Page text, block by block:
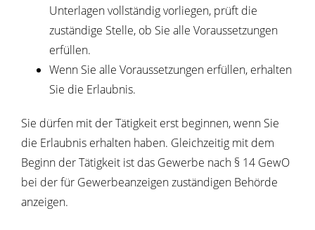
Unterlagen vollständig vorliegen, prüft die
zuständige Stelle, ob Sie alle Voraussetzungen
erfüllen.
Wenn Sie alle Voraussetzungen erfüllen, erhalten
Sie die Erlaubnis.
Sie dürfen mit der Tätigkeit erst beginnen, wenn Sie
die Erlaubnis erhalten haben. Gleichzeitig mit dem
Beginn der Tätigkeit ist das Gewerbe nach § 14 GewO
bei der für Gewerbeanzeigen zuständigen Behörde
anzeigen.